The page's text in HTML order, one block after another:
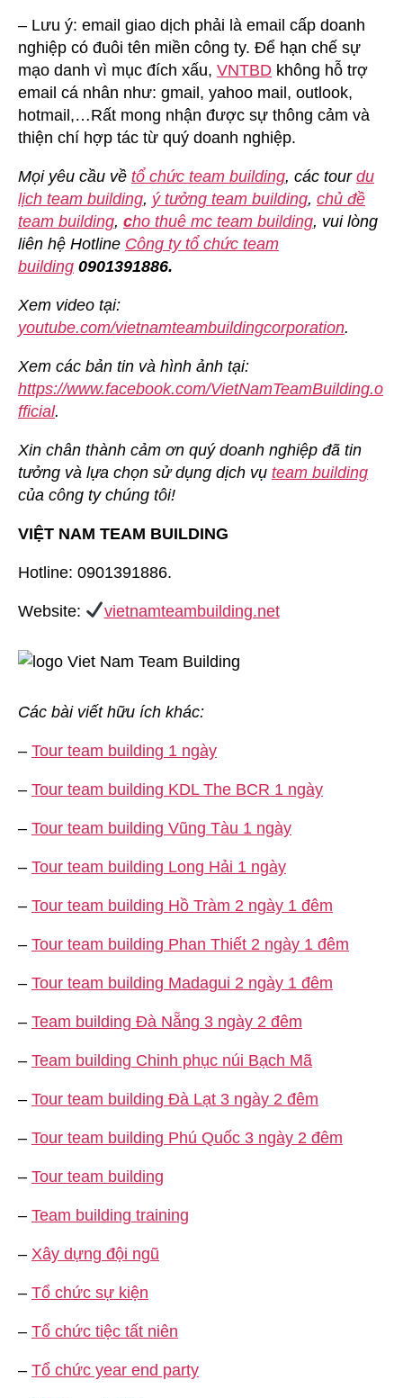
– Lưu ý: email giao dịch phải là email cấp doanh
nghiệp có đuôi tên miền công ty. Để hạn chế sự
mạo danh vì mục đích xấu, VNTBD không hỗ trợ
email cá nhân như: gmail, yahoo mail, outlook,
hotmail,…Rất mong nhận được sự thông cảm và
thiện chí hợp tác từ quý doanh nghiệp.
Mọi yêu cầu về tổ chức team building, các tour du
lịch team building, ý tưởng team building, chủ đề
team building, cho thuê mc team building, vui lòng
liên hệ Hotline Công ty tổ chức team
building 0901391886.
Xem video tại:
youtube.com/vietnamteambuildingcorporation.
Xem các bản tin và hình ảnh tại:
https://www.facebook.com/VietNamTeamBuilding.o
fficial.
Xin chân thành cảm ơn quý doanh nghiệp đã tin
tưởng và lựa chọn sử dụng dịch vụ team building
của công ty chúng tôi!
VIỆT NAM TEAM BUILDING
Hotline: 0901391886.
Website: vietnamteambuilding.net
Các bài viết hữu ích khác:
– Tour team building 1 ngày
– Tour team building KDL The BCR 1 ngày
– Tour team building Vũng Tàu 1 ngày
– Tour team building Long Hải 1 ngày
– Tour team building Hồ Tràm 2 ngày 1 đêm
– Tour team building Phan Thiết 2 ngày 1 đêm
– Tour team building Madagui 2 ngày 1 đêm
– Team building Đà Nẵng 3 ngày 2 đêm
– Team building Chinh phục núi Bạch Mã
– Tour team building Đà Lạt 3 ngày 2 đêm
– Tour team building Phú Quốc 3 ngày 2 đêm
– Tour team building
– Team building training
– Xây dựng đội ngũ
– Tổ chức sự kiện
– Tổ chức tiệc tất niên
– Tổ chức year end party